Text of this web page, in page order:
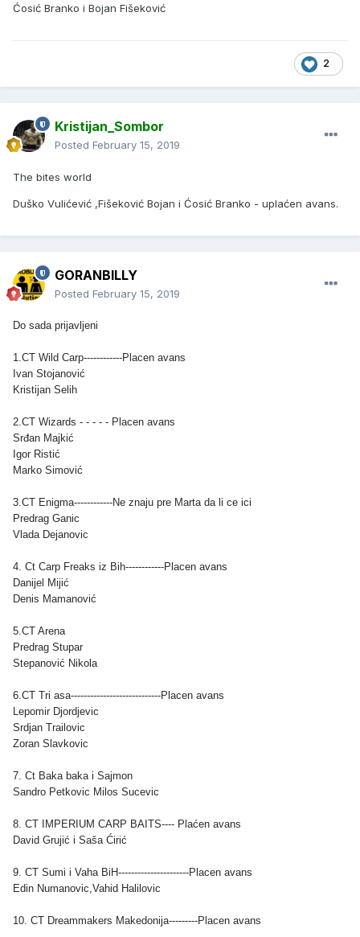
Ćosić Branko i Bojan Fišeković
2
Kristijan_Sombor
Posted February 15, 2019
The bites world
Duško Vulićević ,Fišeković Bojan i Ćosić Branko - uplaćen avans.
GORANBILLY
Posted February 15, 2019
Do sada prijavljeni
1.CT Wild Carp------------Placen avans
Ivan Stojanović
Kristijan Selih
2.CT Wizards - - - - - Placen avans
Srđan Majkić
Igor Ristić
Marko Simović
3.CT Enigma------------Ne znaju pre Marta da li ce ici
Predrag Ganic
Vlada Dejanovic
4. Ct Carp Freaks iz Bih------------Placen avans
Danijel Mijić
Denis Mamanović
5.CT Arena
Predrag Stupar
Stepanović Nikola
6.CT Tri asa----------------------------Placen avans
Lepomir Djordjevic
Srdjan Trailovic
Zoran Slavkovic
7. Ct Baka baka i Sajmon
Sandro Petkovic Milos Sucevic
8. CT IMPERIUM CARP BAITS---- Plaćen avans
David Grujić i Saša Ćirić
9. CT Sumi i Vaha BiH----------------------Placen avans
Edin Numanovic,Vahid Halilovic
10. CT Dreammakers Makedonija---------Placen avans